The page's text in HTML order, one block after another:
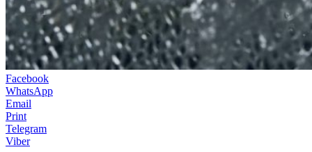
Facebook
WhatsApp
Email
Print
Telegram
Viber